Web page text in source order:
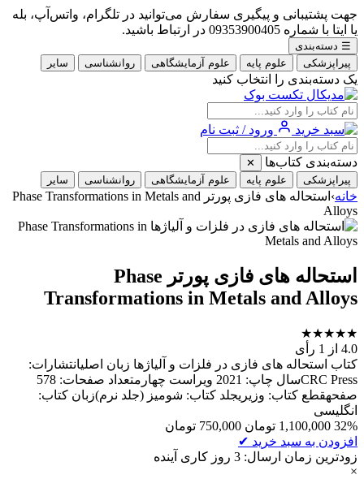
جهت پشتیبانی و پیگیری سفارش می‌توانید در تلگرام، واتس‌آپ، بله
یا ایتا با شماره 09353900405 در ارتباط باشید.
☰ دسته‌بندی
پیراپزشکی
علوم پایه علوم آزمایشگاهی روانشناسی سایر
یک دسته‌بندی را انتخاب کنید
ورود / ثبت نام
دسته‌بندی کتاب‌ها
✕
پیراپزشکی
علوم پایه علوم آزمایشگاهی روانشناسی سایر
خانه›
استحاله های فازی پورتر Phase Transformations in Metals and
Alloys
استحاله های فازی پورتر Phase
Transformations in Metals and Alloys
★
★
★
★
★
4.0 از 1 رأی
کتاب استحاله های فازی در فلزات و آلیاژها زبان اصلیانتشارات:
CRC Pressسال چاپ: 2021 ویراست چهارمتعداد صفحات: 578
صفحهقطع کتاب: وزیریجلد کتاب: شومیز (جلد نرم)زبان کتاب:
انگلیسی
32%
1,100,000 تومان 750,000 تومان
افزودن به سبد خرید ✔
زودترین زمان ارسال: 3 روز کاری آینده
×